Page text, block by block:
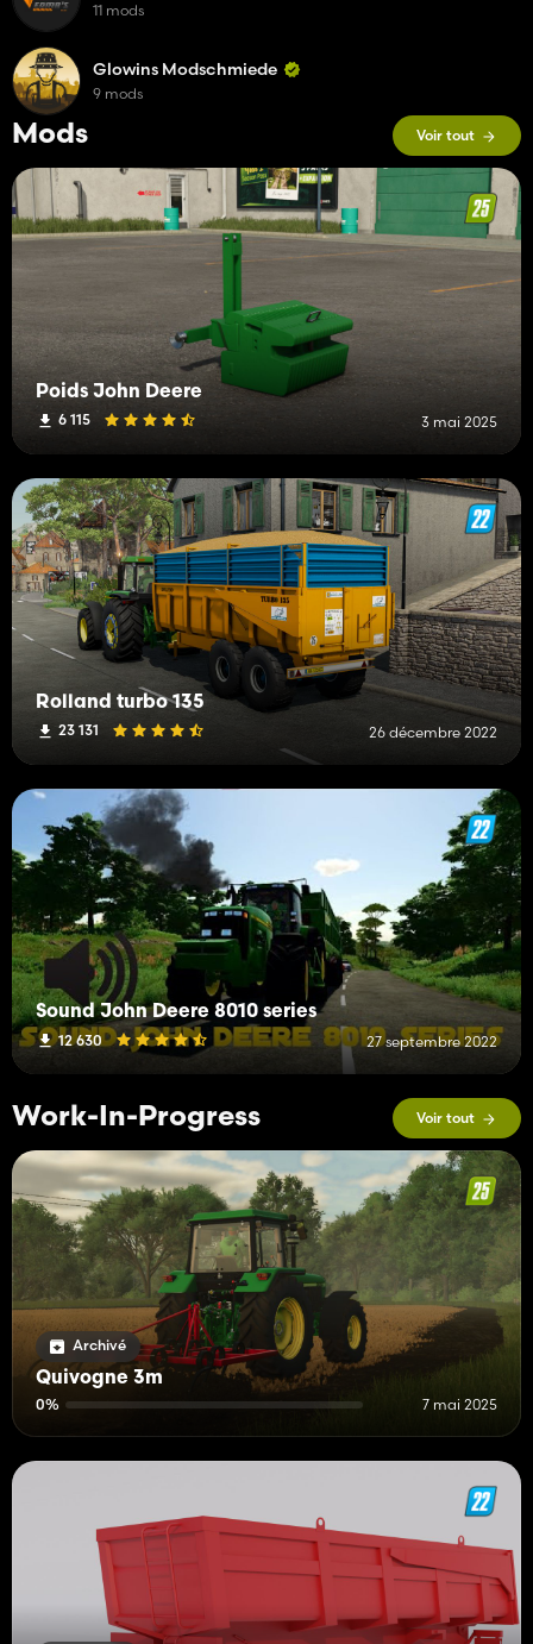
Mods Voir tout
Poids John Deere
6 115 3 mai 2025
Rolland turbo 135
23 131 26 décembre 2022
Sound John Deere 8010 series
12 630 27 septembre 2022
Work-In-Progress Voir tout
Archivé
Quivogne 3m
0% 7 mai 2025
11 mods
Glowins Modschmiede
9 mods